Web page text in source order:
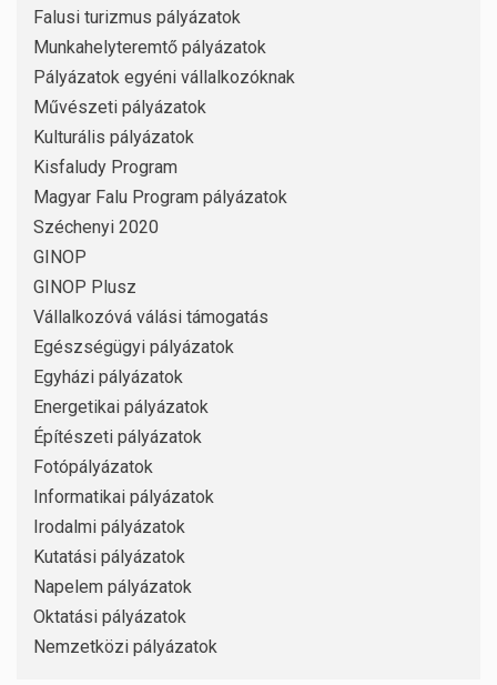
Falusi turizmus pályázatok
Munkahelyteremtő pályázatok
Pályázatok egyéni vállalkozóknak
Művészeti pályázatok
Kulturális pályázatok
Kisfaludy Program
Magyar Falu Program pályázatok
Széchenyi 2020
GINOP
GINOP Plusz
Vállalkozóvá válási támogatás
Egészségügyi pályázatok
Egyházi pályázatok
Energetikai pályázatok
Építészeti pályázatok
Fotópályázatok
Informatikai pályázatok
Irodalmi pályázatok
Kutatási pályázatok
Napelem pályázatok
Oktatási pályázatok
Nemzetközi pályázatok